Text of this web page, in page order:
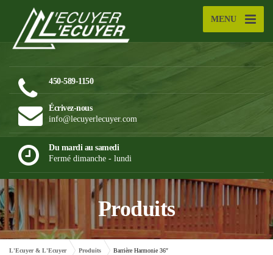
MENU
450-589-1150
Écrivez-nous
info@lecuyerlecuyer.com
Du mardi au samedi
Fermé dimanche - lundi
Produits
L'Ecuyer & L'Ecuyer Produits Barrière Harmonie 36″